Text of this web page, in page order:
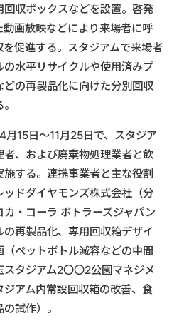
回収ボックスなどを設置。啓発
画放映などにより来場者に呼
促進する。スタジアムで来場者
水平リサイクルや使用済みプ
の再製品化に向けた分別回収
15日～11月25日で、スタジア
、および廃棄物処理業者と飲
する。連携事業者と主な役割
ドダイヤモンズ株式会社（分
・コーラ ボトラーズジャパン
再製品化、専用回収箱デザイ
ペットボトル減容などの中間
タジアム2〇〇2公園マネジメ
アム内常設回収箱の改善、食
試作）。